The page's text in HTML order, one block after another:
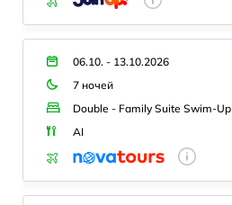
06.10. - 13.10.2026
7 ночей
Double - Family Suite Swim-Up
AI